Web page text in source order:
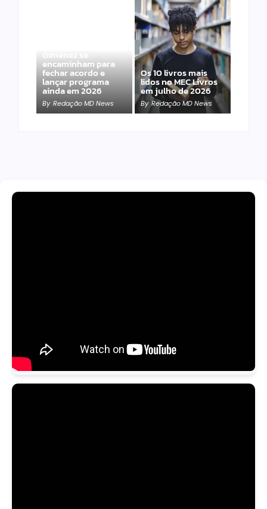
Gimenez se
encaminham para
fechar acordo e
lançar programa
ainda em 2026
By Redação MD News
Os 10 livros mais
lidos no MEC Livros
em julho de 2026
By Redação MD News